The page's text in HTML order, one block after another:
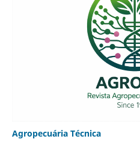
Agropecuária Técnica